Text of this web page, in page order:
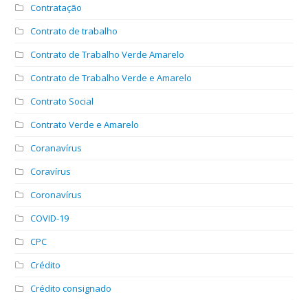
Contratação
Contrato de trabalho
Contrato de Trabalho Verde Amarelo
Contrato de Trabalho Verde e Amarelo
Contrato Social
Contrato Verde e Amarelo
Coranavírus
Coravírus
Coronavírus
COVID-19
CPC
Crédito
Crédito consignado